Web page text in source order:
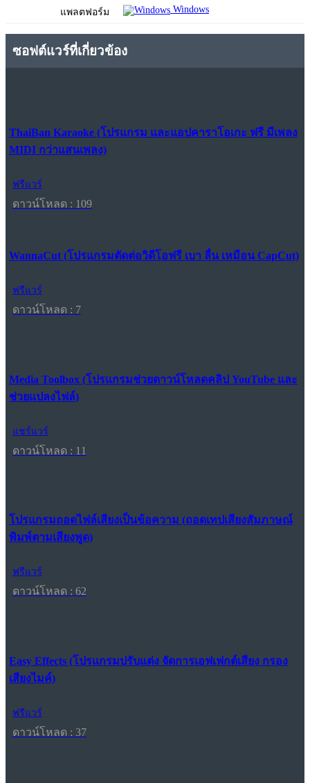
แพลตฟอร์ม Windows
ซอฟต์แวร์ที่เกี่ยวข้อง
ThaiBan Karaoke (โปรแกรม และแอปคาราโอเกะ ฟรี มีเพลง
MIDI กว่าแสนเพลง)
ฟรีแวร์
ดาวน์โหลด : 109
WannaCut (โปรแกรมตัดต่อวิดีโอฟรี เบา ลื่น เหมือน CapCut)
ฟรีแวร์
ดาวน์โหลด : 7
Media Toolbox (โปรแกรมช่วยดาวน์โหลดคลิป YouTube และ
ช่วยแปลงไฟล์)
แชร์แวร์
ดาวน์โหลด : 11
โปรแกรมถอดไฟล์เสียงเป็นข้อความ (ถอดเทปเสียงสัมภาษณ์
พิมพ์ตามเสียงพูด)
ฟรีแวร์
ดาวน์โหลด : 62
Easy Effects (โปรแกรมปรับแต่ง จัดการเอฟเฟกต์เสียง กรอง
เสียงไมค์)
ฟรีแวร์
ดาวน์โหลด : 37